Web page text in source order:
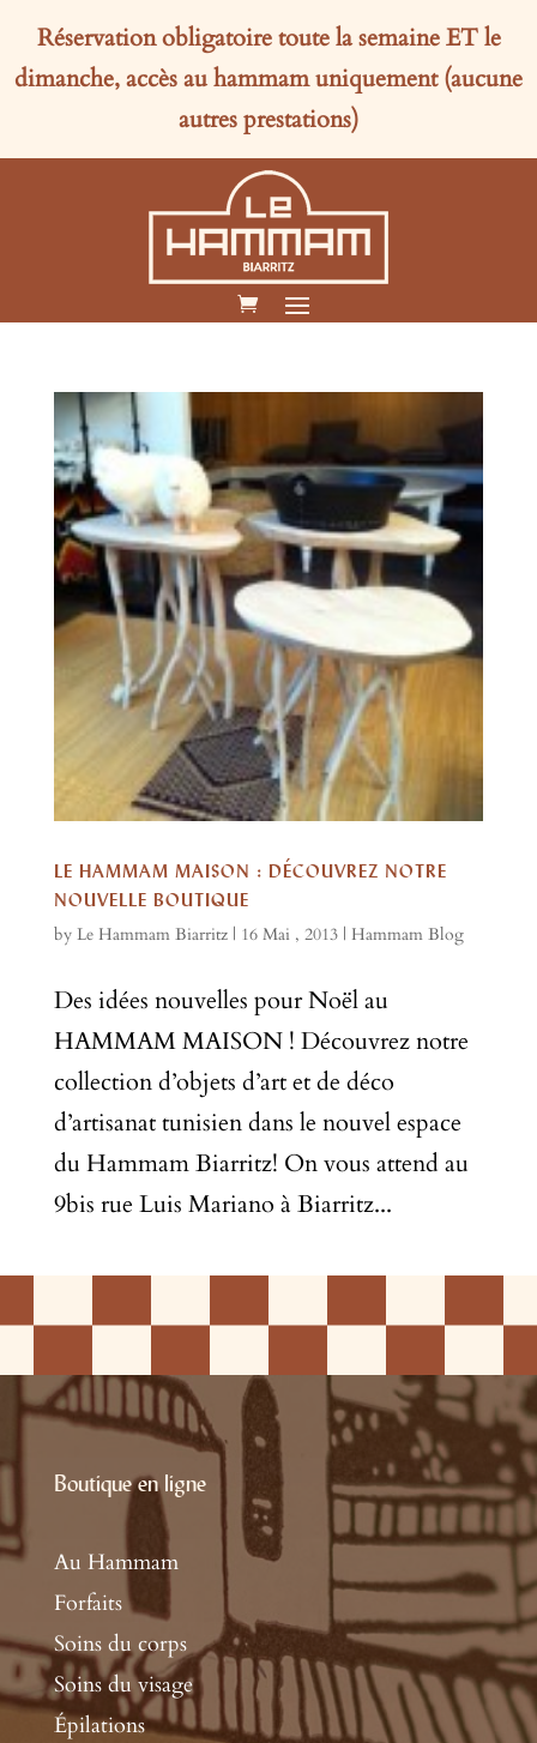
Réservation obligatoire toute la semaineETle
dimanche, accès au hammam uniquement (aucune
autres prestations)
LE HAMMAM MAISON : DÉCOUVREZ NOTRE
NOUVELLE BOUTIQUE
by Le Hammam Biarritz| 16 Mai , 2013| Hammam Blog
Des idées nouvelles pour Noël au
HAMMAM MAISON ! Découvrez notre
collection d’objets d’art et de déco
d’artisanat tunisien dans le nouvel espace
du Hammam Biarritz! On vous attend au
9bis rue Luis Mariano à Biarritz...
Boutique en ligne
Au Hammam
Forfaits
Soins du corps
Soins du visage
Épilations